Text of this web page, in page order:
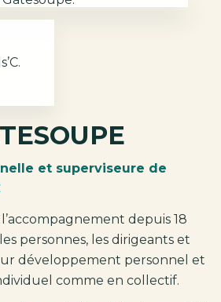
et superviseure de
depuis 18
personnes, les dirigeants et
développement personnel et
comme en collectif.